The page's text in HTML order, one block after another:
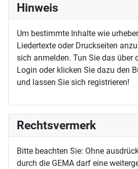
Hinweis
Um bestimmte Inhalte wie
Liedertexte oder Druckseiten
sich anmelden. Tun Sie das über
Login oder klicken Sie dazu den
und lassen Sie sich registrieren!
Rechtsvermerk
Bitte beachten Sie: Ohne
durch die GEMA darf eine